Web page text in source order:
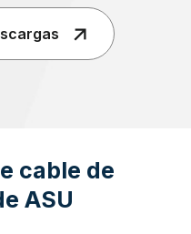
cable de
ASU